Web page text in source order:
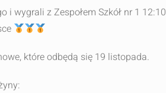
i wygrali z Zespołem Szkół nr 1 12:10
które odbędą się 19 listopada.